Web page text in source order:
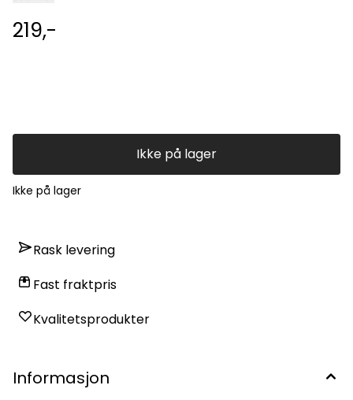
barnet prøver selv. Skjeene er laget av 100 % matsikker
silikon, slitesterke og enkle å rengjøre. De tåler
219,-
Ikke på lager
Ikke på lager
Rask levering
Fast fraktpris
Kvalitetsprodukter
Informasjon